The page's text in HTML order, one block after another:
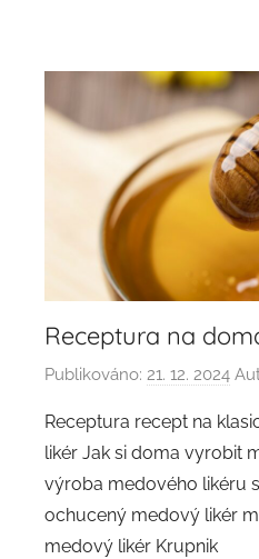
Receptura na
Publikováno: 21. 12. 2024
Receptura recept na
likér Jak si doma vyrobit
výroba medového likéru
ochucený medový likér
medový likér Krupnik